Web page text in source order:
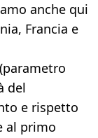
anche qui
Francia e
del
e rispetto
al primo